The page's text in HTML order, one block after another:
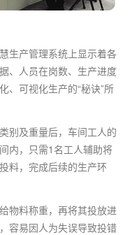
生产管理系统上显示着各
、人员在岗数、生产进度
、可视化生产的“秘诀”所
别及重量后，车间工人的
内，只需1名工人辅助将
料，完成后续的生产环
物料称重，再将其投放进
容易因人为失误导致投错